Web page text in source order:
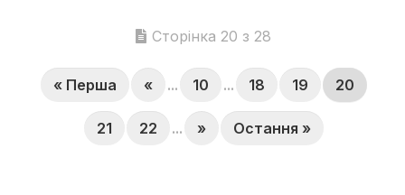
Сторінка 20 з 28
« Перша « ... 10 ... 18 19 20
21 22 ... » Остання »